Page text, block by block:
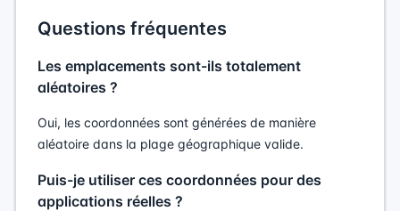
Questions fréquentes
Les emplacements sont-ils totalement
aléatoires ?
Oui, les coordonnées sont générées de manière
aléatoire dans la plage géographique valide.
Puis-je utiliser ces coordonnées pour des
applications réelles ?